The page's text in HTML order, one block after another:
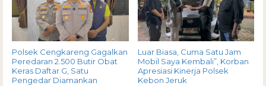
Polsek Cengkareng Gagalkan
Peredaran 2.500 Butir Obat
Keras Daftar G, Satu
Pengedar Diamankan
Luar Biasa, Cuma Satu Jam
Mobil Saya Kembali”, Korban
Apresiasi Kinerja Polsek
Kebon Jeruk